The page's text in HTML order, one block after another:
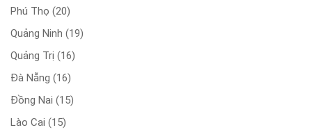
Phú Thọ (20)
Quảng Ninh (19)
Quảng Trị (16)
Đà Nẵng (16)
Đồng Nai (15)
Lào Cai (15)